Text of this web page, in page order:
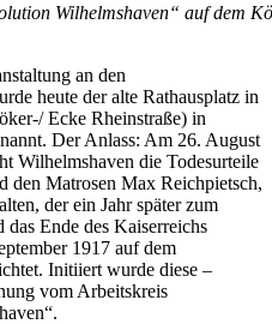
Wilhelmshaven“ auf dem
an den
heute der alte Rathausplatz in
Ecke Rheinstraße) in
Der Anlass: Am 26. August
Wilhelmshaven die Todesurteile
den Matrosen Max Reichpietsch,
der ein Jahr später zum
Ende des Kaiserreichs
1917 auf dem
Initiiert wurde diese –
vom Arbeitskreis